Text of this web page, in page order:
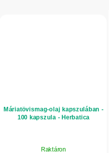
Máriatövismag-olaj kapszulában -
100 kapszula - Herbatica
Raktáron